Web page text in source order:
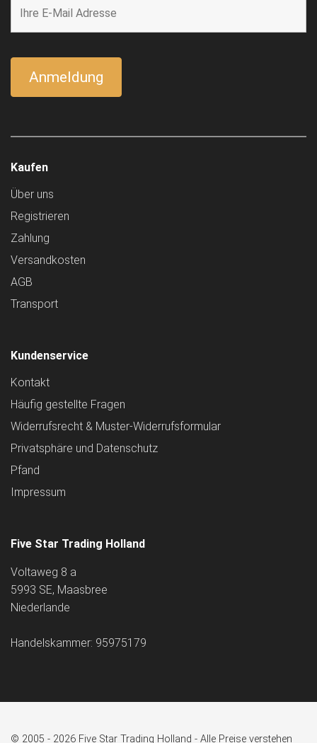
Kaufen
Über uns
Registrieren
Zahlung
Versandkosten
AGB
Transport
Kundenservice
Kontakt
Häufig gestellte Fragen
Widerrufsrecht & Muster-Widerrufsformular
Privatsphäre und Datenschutz
Pfand
Impressum
Five Star Trading Holland
Voltaweg 8 a
5993 SE, Maasbree
Niederlande
Handelskammer: 95975179
© 2005 - 2026 Five Star Trading Holland - Alle Preise verstehen